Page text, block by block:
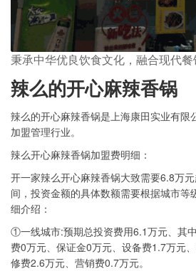
秉承中华优良饮食文化，融合现代
辣么的开心麻辣香锅
辣么的开心麻辣香锅是上海康田实业有限
加盟管理行业。
辣么开心麻辣香锅加盟费明细：
开一家辣么开心麻辣香锅大致需要6.8万
间，投资金额的具体数额需要根据城市等
细介绍：
①一线城市:预期总投资费用6.1万元、其
费0万元、保证金0万元、设备费1.7万元
修费2.6万元、营销费0.7万元。